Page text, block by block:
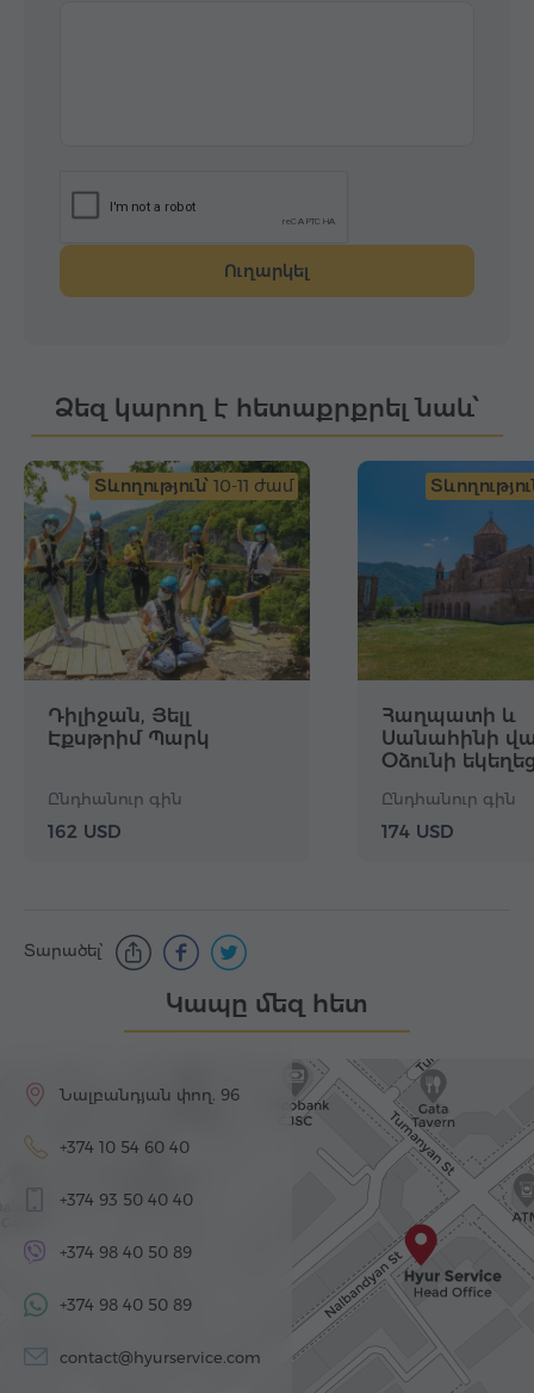
Ուղարկել
Ձեզ կարող է հետաքրքրել նաև՝
Տևողություն՝ 10-11 ժամ
Դիլիջան, Յելլ
Էքսթրիմ Պարկ
Ընդհանուր գին
162 USD
Հաղպատի և
Սանահինի
Օձունի
Ընդհանուր գին
174 USD
Տարածել՝
Կապը մեզ հետ
Նալբանդյան փող. 96
+374 10 54 60 40
+374 93 50 40 40
+374 98 40 50 89
+374 98 40 50 89
contact@hyurservice.com